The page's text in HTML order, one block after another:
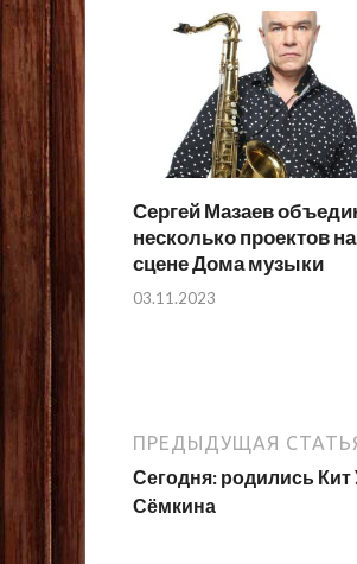
Сергей Мазаев
несколько проектов на
сцене Дома музыки
03.11.2023
ПРЕДЫДУЩАЯ
Сегодня: родились
Сёмкина